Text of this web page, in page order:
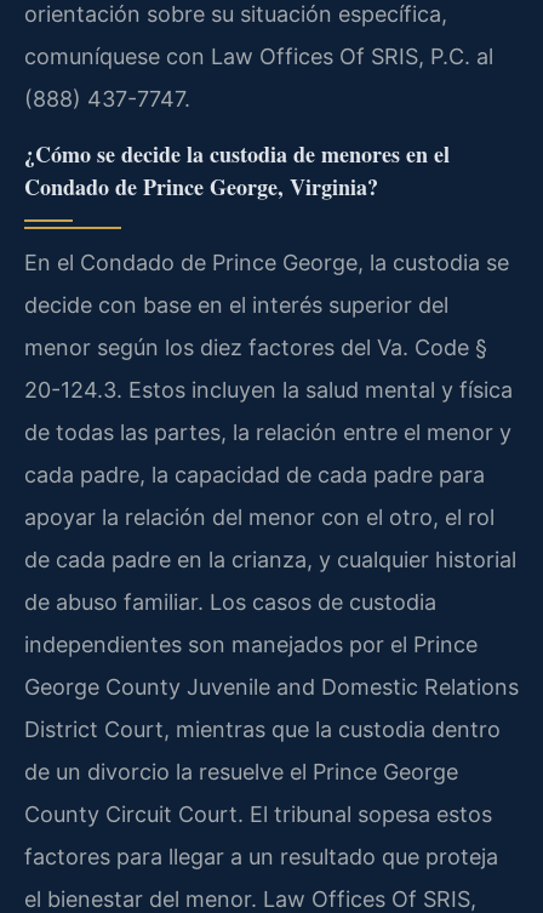
orientación sobre su situación específica,
comuníquese con Law Offices Of SRIS, P.C. al
(888) 437-7747.
¿Cómo se decide la custodia de menores en el
Condado de Prince George, Virginia?
En el Condado de Prince George, la custodia se
decide con base en el interés superior del
menor según los diez factores del Va. Code §
20-124.3. Estos incluyen la salud mental y física
de todas las partes, la relación entre el menor y
cada padre, la capacidad de cada padre para
apoyar la relación del menor con el otro, el rol
de cada padre en la crianza, y cualquier historial
de abuso familiar. Los casos de custodia
independientes son manejados por el Prince
George County Juvenile and Domestic Relations
District Court, mientras que la custodia dentro
de un divorcio la resuelve el Prince George
County Circuit Court. El tribunal sopesa estos
factores para llegar a un resultado que proteja
el bienestar del menor. Law Offices Of SRIS,